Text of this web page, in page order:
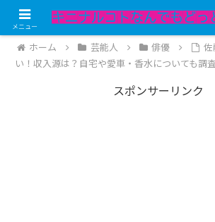
記事内にPRが含まれています。
ホーム 芸能人 俳優
い！収入源は？自宅や愛車・香水についても調
スポンサーリンク
メニュー